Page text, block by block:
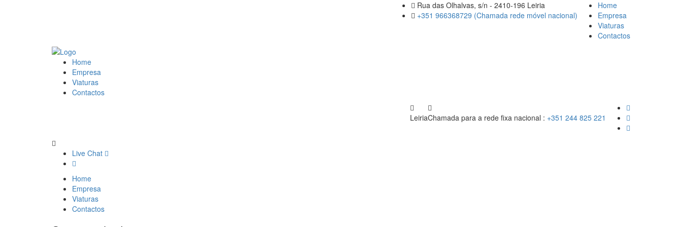
Home
Empresa
Viaturas
Contactos
Rua das Olhalvas, s/n - 2410-196 Leiria
+351 966368729 (Chamada rede móvel nacional)
Home
Empresa
Viaturas
Contactos
Chamada para a rede fixa nacional : +351 244 825 221
Leiria
Live Chat
Home
Empresa
Viaturas
Contactos